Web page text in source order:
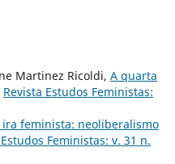
Martinez Ricoldi, A quarta
Revista Estudos Feministas:
ira feminista: neoliberalismo
Feministas: v. 31 n.